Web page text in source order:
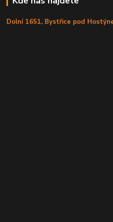
Dolní 1651, Bystřice pod